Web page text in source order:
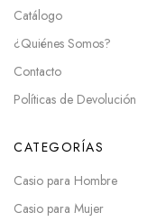
Catálogo
¿Quiénes Somos?
Contacto
Políticas de Devolución
CATEGORÍAS
Casio para Hombre
Casio para Mujer